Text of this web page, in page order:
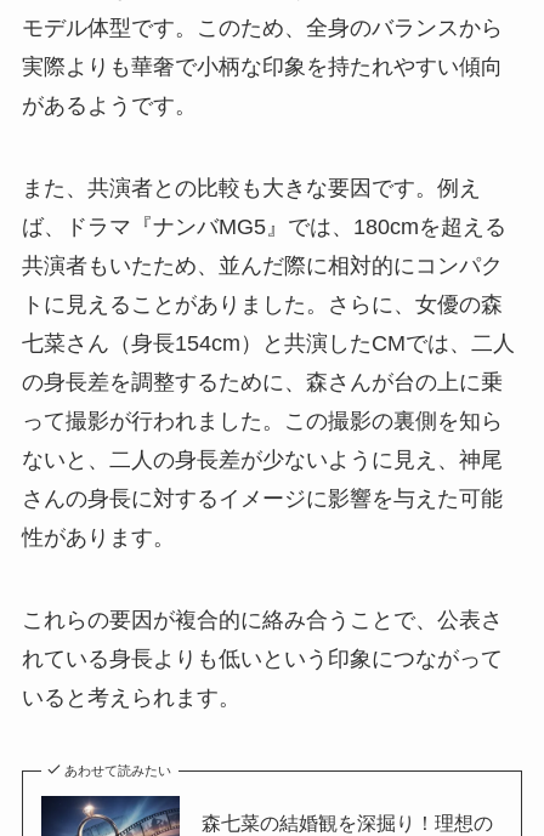
モデル体型です。このため、全身のバランスから
実際よりも華奢で小柄な印象を持たれやすい傾向
があるようです。
また、共演者との比較も大きな要因です。例え
ば、ドラマ『ナンバMG5』では、180cmを超える
共演者もいたため、並んだ際に相対的にコンパク
トに見えることがありました。さらに、女優の森
七菜さん（身長154cm）と共演したCMでは、二人
の身長差を調整するために、森さんが台の上に乗
って撮影が行われました。この撮影の裏側を知ら
ないと、二人の身長差が少ないように見え、神尾
さんの身長に対するイメージに影響を与えた可能
性があります。
これらの要因が複合的に絡み合うことで、公表さ
れている身長よりも低いという印象につながって
いると考えられます。
あわせて読みたい
森七菜の結婚観を深掘り！理想の